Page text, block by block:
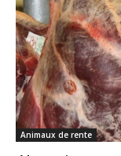
Animaux de rente